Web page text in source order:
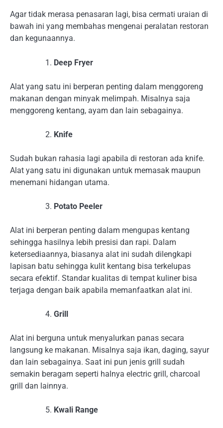
Agar tidak merasa penasaran lagi, bisa cermati uraian di
bawah ini yang membahas mengenai peralatan restoran
dan kegunaannya.
Deep Fryer
Alat yang satu ini berperan penting dalam menggoreng
makanan dengan minyak melimpah. Misalnya saja
menggoreng kentang, ayam dan lain sebagainya.
Knife
Sudah bukan rahasia lagi apabila di restoran ada knife.
Alat yang satu ini digunakan untuk memasak maupun
menemani hidangan utama.
Potato Peeler
Alat ini berperan penting dalam mengupas kentang
sehingga hasilnya lebih presisi dan rapi. Dalam
ketersediaannya, biasanya alat ini sudah dilengkapi
lapisan batu sehingga kulit kentang bisa terkelupas
secara efektif. Standar kualitas di tempat kuliner bisa
terjaga dengan baik apabila memanfaatkan alat ini.
Grill
Alat ini berguna untuk menyalurkan panas secara
langsung ke makanan. Misalnya saja ikan, daging, sayur
dan lain sebagainya. Saat ini pun jenis grill sudah
semakin beragam seperti halnya electric grill, charcoal
grill dan lainnya.
Kwali Range